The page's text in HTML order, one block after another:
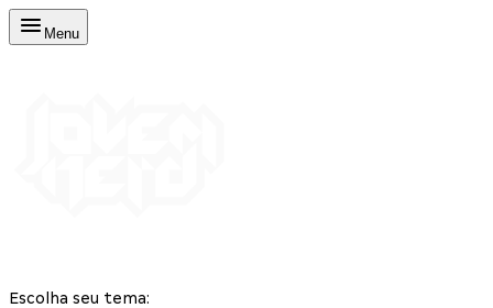
Menu
Escolha seu tema: